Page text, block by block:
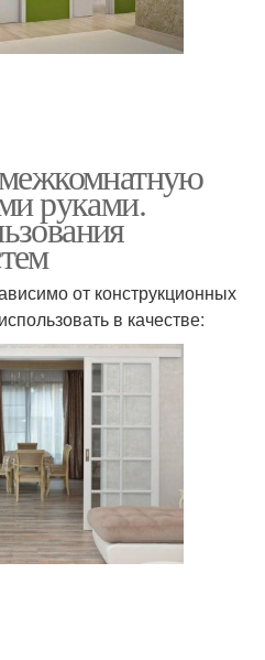
руками.
от конструкционных
в качестве: